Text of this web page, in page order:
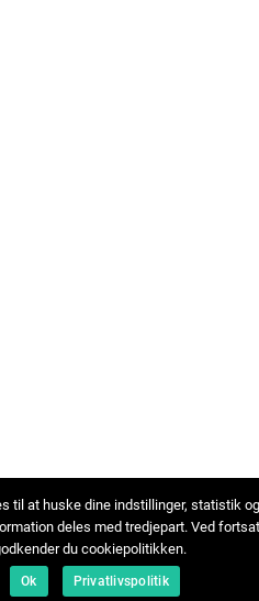
til at huske dine indstillinger, statistik
deles med tredjepart. Ved
du cookiepolitikken.
Ok Privatlivspolitik